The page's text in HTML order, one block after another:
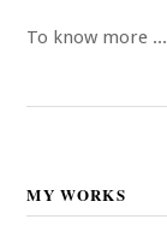
To know more ...
MY WORKS